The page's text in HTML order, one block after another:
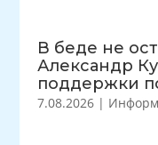
В беде не
Александр
поддержки
7.08.2026 |